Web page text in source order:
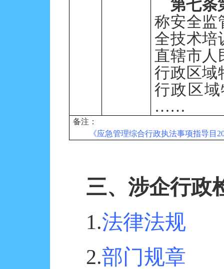
第七条
称安全监
全技术培
直辖市人
行政区域
行政区
……
备注：
《应急管理综合行政执法事项指导目
三、涉企行政
1.法律法规
2.部门规章